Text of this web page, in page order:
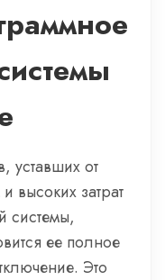
уставших от
высоких затрат
системы,
ее полное
Это